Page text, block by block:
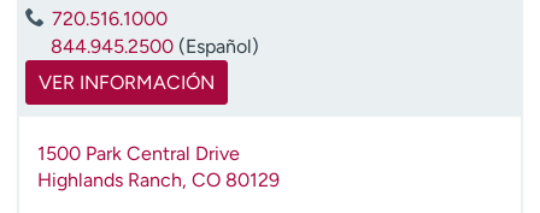
720.516.1000
844.945.2500 (Español)
VER INFORMACIÓN
1500 Park Central Drive
Highlands Ranch, CO 80129